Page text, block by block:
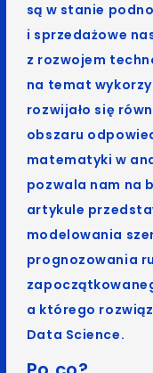
są w stanie
i sprzedażowe
z rozwojem
na temat
rozwijało się
obszaru
matematyki w
pozwala nam na
artykule
modelowania
prognozowania
a którego
Data Science.